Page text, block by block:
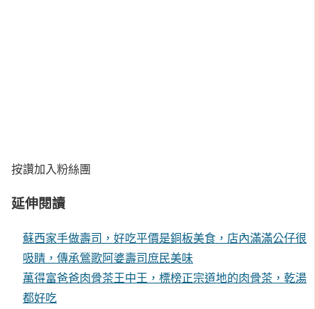
按讚加入粉絲團
延伸閱讀
蘇西家手做壽司，好吃平價是銅板美食，店內滿滿公仔很
吸睛，傳承鶯歌阿婆壽司庶民美味
萬得富爸爸肉骨茶王中王，標榜正宗道地的肉骨茶，乾湯
都好吃